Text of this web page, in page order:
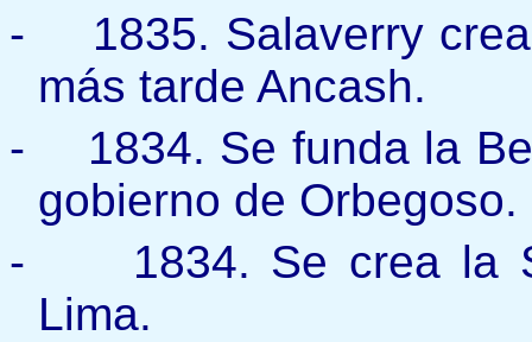
-
1835. Salaverry
más tarde Ancash.
-
1834. Se funda la
gobierno de Orbegoso.
-
1834. Se crea la
Lima.